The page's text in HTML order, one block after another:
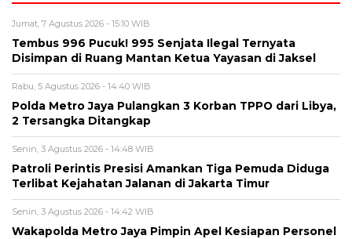
Jumat, 7 Agustus 2026 - 15:10 WIB
Tembus 996 Pucuk! 995 Senjata Ilegal Ternyata
Disimpan di Ruang Mantan Ketua Yayasan di Jaksel
Rabu, 5 Agustus 2026 - 14:40 WIB
Polda Metro Jaya Pulangkan 3 Korban TPPO dari Libya,
2 Tersangka Ditangkap
Senin, 3 Agustus 2026 - 14:48 WIB
Patroli Perintis Presisi Amankan Tiga Pemuda Diduga
Terlibat Kejahatan Jalanan di Jakarta Timur
Senin, 3 Agustus 2026 - 14:42 WIB
Wakapolda Metro Jaya Pimpin Apel Kesiapan Personel